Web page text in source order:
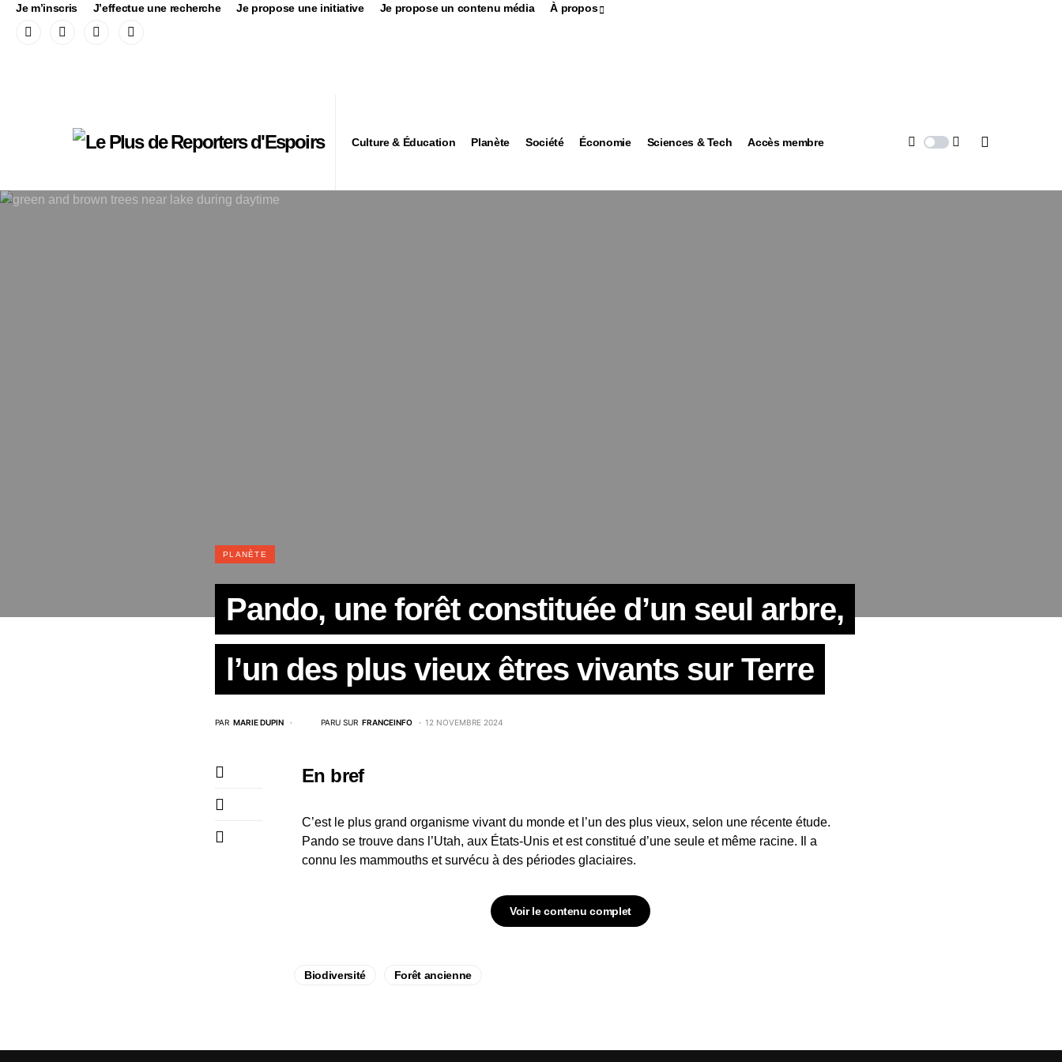
Je m’inscris J’effectue une recherche Je propose une initiative Je propose un contenu média À propos
Culture & Éducation Planète Société Économie Sciences & Tech Accès membre
PLANÈTE
Pando, une forêt constituée d’un seul arbre,
l’un des plus vieux êtres vivants sur Terre
PAR MARIE DUPIN PARU SUR FRANCEINFO 12 NOVEMBRE 2024
En bref
C’est le plus grand organisme vivant du monde et l’un des plus vieux, selon une récente étude.
Pando se trouve dans l’Utah, aux États-Unis et est constitué d’une seule et même racine. Il a
connu les mammouths et survécu à des périodes glaciaires.
Voir le contenu complet
Biodiversité Forêt ancienne